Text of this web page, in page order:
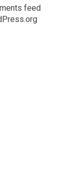
feed